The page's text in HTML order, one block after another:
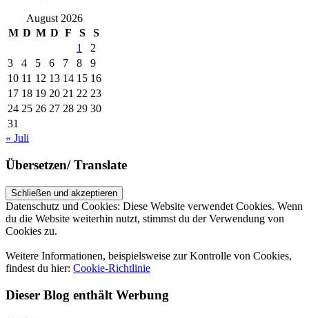
August 2026
M D M D F S
S
1
2
3
4 5 6 7 8
9
10 11 12 13 14 15 16
17 18 19 20 21 22 23
24 25 26 27 28 29 30
31
« Juli
Übersetzen/ Translate
Datenschutz und Cookies: Diese Website verwendet Cookies. Wenn
du die Website weiterhin nutzt, stimmst du der Verwendung von
Cookies zu.
Weitere Informationen, beispielsweise zur Kontrolle von Cookies,
findest du hier: Cookie-Richtlinie
Dieser Blog enthält Werbung